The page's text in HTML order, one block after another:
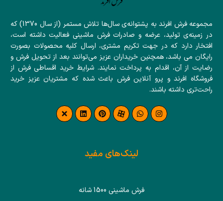
مجموعه فرش افرند به پشتوانه‌ی سال‌ها تلاش مستمر (از سال 1370) که
در زمینه‌ی تولید، عرضه و صادرات فرش ماشینی فعالیت داشته است،
افتخار دارد که در جهت تکریم مشتری، ارسال کلیه محصولات بصورت
رایگان می باشد، همچنین خریداران عزیز می‌توانند بعد از تحویل فرش و
رضایت از آن، اقدام به پرداخت نمایند. شرایط خرید اقساطی فرش از
فروشگاه افرند و پرو آنلاین فرش باعث شده که مشتریان عزیز خرید
راحت‌تری داشته باشند.
لینک‌های مفید
فرش ماشینی 1500 شانه